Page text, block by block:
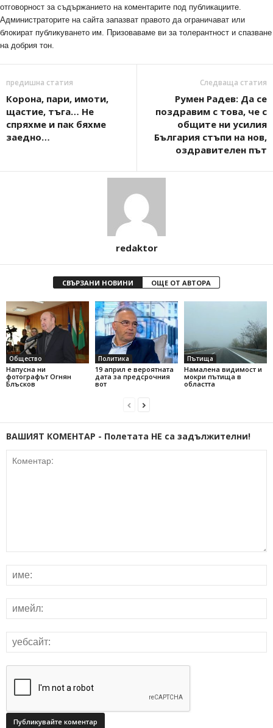
отговорност за съдържанието на коментарите под публикациите.
Администраторите на сайта запазват правото да ограничават или
блокират публикуването им. Призоваваме ви за толерантност и спазване
на добрия тон.
предишна статия
Корона, пари, имоти,
щастие, тъга… Не
спряхме и пак бяхме
заедно…
Следваща статия
Румен Радев: Да се
поздравим с това, че с
общите ни усилия
България стъпи на нов,
оздравителен път
redaktor
СВЪРЗАНИ НОВИНИ ОЩЕ ОТ АВТОРА
Общество
Напусна ни
фотографът Огнян
Блъсков
Политика
19 април е вероятната
дата за предсрочния
вот
Пътища
Намалена видимост и
мокри пътища в
областта
ВАШИЯТ КОМЕНТАР - Полетата НЕ са задължителни!